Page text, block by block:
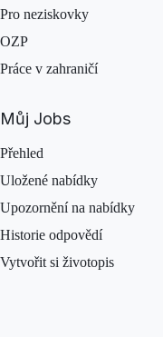
Pro neziskovky
OZP
Práce v zahraničí
Můj Jobs
Přehled
Uložené nabídky
Upozornění na nabídky
Historie odpovědí
Vytvořit si životopis